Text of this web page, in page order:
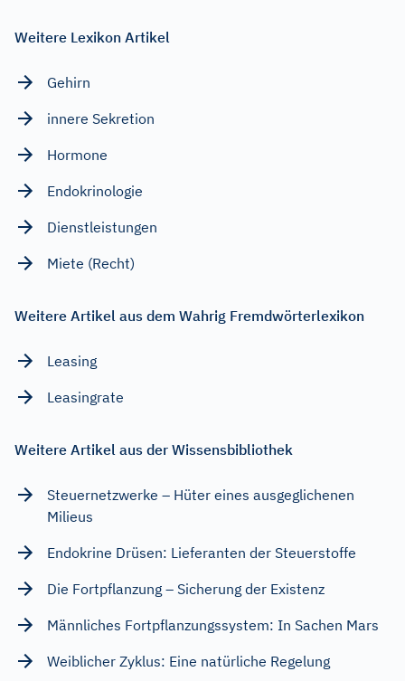
Weitere Lexikon Artikel
Gehirn
innere Sekretion
Hormone
Endokrinologie
Dienstleistungen
Miete (Recht)
Weitere Artikel aus dem Wahrig Fremdwörterlexikon
Leasing
Leasingrate
Weitere Artikel aus der Wissensbibliothek
Steuernetzwerke – Hüter eines ausgeglichenen
Milieus
Endokrine Drüsen: Lieferanten der Steuerstoffe
Die Fortpflanzung – Sicherung der Existenz
Männliches Fortpflanzungssystem: In Sachen Mars
Weiblicher Zyklus: Eine natürliche Regelung